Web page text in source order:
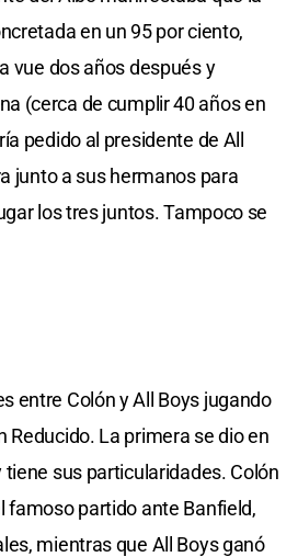
en un 95 por ciento,
vue dos años después y
(cerca de cumplir 40 años en
pedido al presidente de All
junto a sus hermanos para
los tres juntos. Tampoco se
entre Colón y All Boys jugando
Reducido. La primera se dio en
sus particularidades. Colón
famoso partido ante Banfield,
mientras que All Boys ganó